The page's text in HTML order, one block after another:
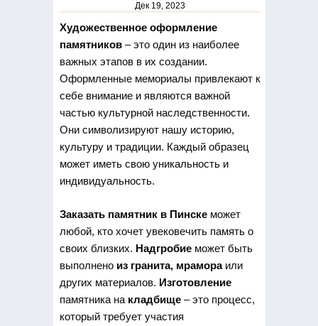
Дек 19, 2023
Художественное оформление
памятников– это один из наиболее
важных этапов в их создании.
Оформленные мемориалы привлекают к
себе внимание и являются важной
частью культурной наследственности.
Они символизируют нашу историю,
культуру и традиции. Каждый образец
может иметь свою уникальность и
индивидуальность.
Заказать памятник в Пинскеможет
любой, кто хочет увековечить память о
своих близких. Надгробиеможет быть
выполнено из гранита, мрамораили
других материалов. Изготовление
памятника на кладбище– это процесс,
который требует участия